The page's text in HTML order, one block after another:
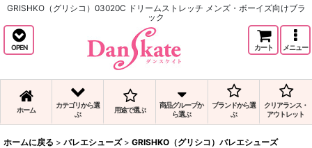
GRISHKO（グリシコ）03020C ドリームストレッチ メンズ・ボーイズ向けブラ
ック
OPEN カート メニュー
ホーム
カテゴリから選
ぶ
用途で選ぶ
商品グループか
ら選ぶ
ブランドから選
ぶ
クリアランス・
アウトレット
ホームに戻る > バレエシューズ > GRISHKO（グリシコ）バレエシューズ